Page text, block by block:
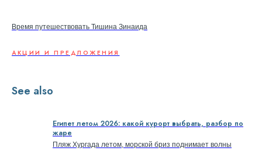
Время путешествовать Тишина Зинаида
АКЦИИ И ПРЕДЛОЖЕНИЯ
See also
Египет летом 2026: какой курорт выбрать, разбор по
жаре
Пляж Хургада летом, морской бриз поднимает волны